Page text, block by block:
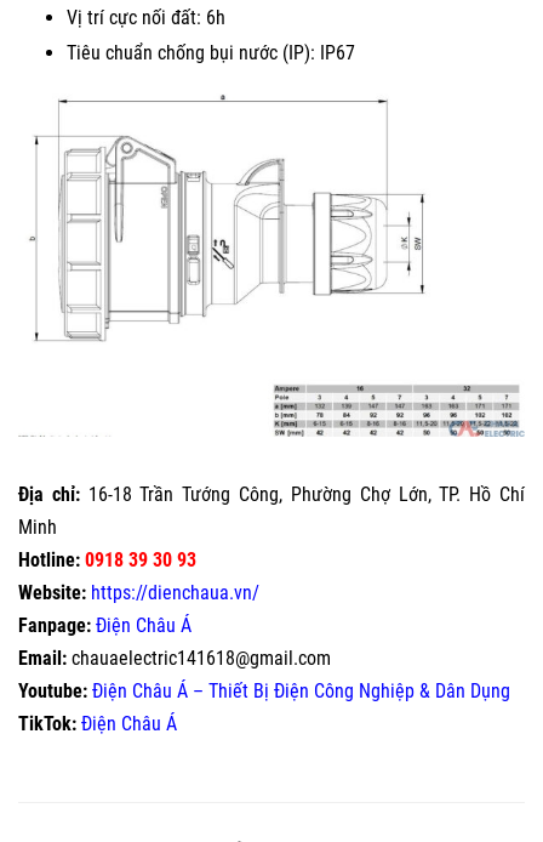
Vị trí cực nối đất: 6h
Tiêu chuẩn chống bụi nước (IP): IP67
Địa chỉ:16-18 Trần Tướng Công, Phường Chợ Lớn, TP. Hồ Chí
Minh
Hotline: 0918 39 30 93
Website: https://dienchaua.vn/
Fanpage: Điện Châu Á
Email: chauaelectric141618@gmail.com
Youtube: Điện Châu Á – Thiết Bị Điện Công Nghiệp & Dân Dụng
TikTok: Điện Châu Á